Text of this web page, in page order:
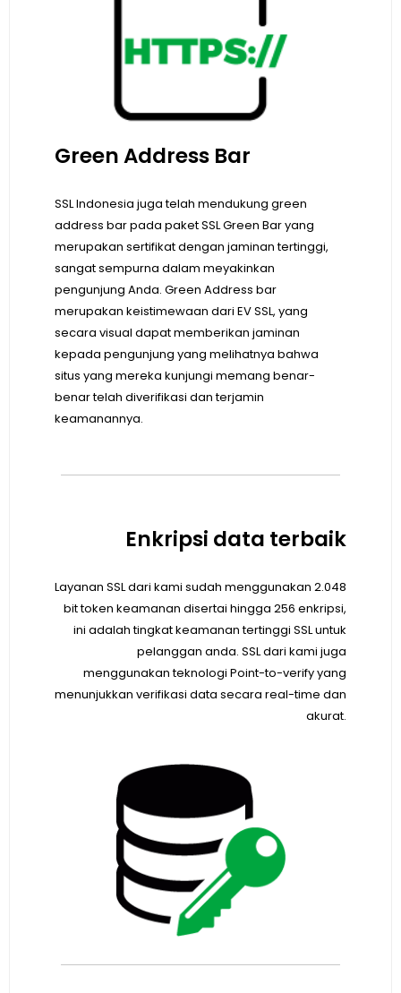
Green Address Bar
SSL Indonesia juga telah mendukung green
address bar pada paket SSL Green Bar yang
merupakan sertifikat dengan jaminan tertinggi,
sangat sempurna dalam meyakinkan
pengunjung Anda. Green Address bar
merupakan keistimewaan dari EV SSL, yang
secara visual dapat memberikan jaminan
kepada pengunjung yang melihatnya bahwa
situs yang mereka kunjungi memang benar-
benar telah diverifikasi dan terjamin
keamanannya.
Enkripsi data terbaik
Layanan SSL dari kami sudah menggunakan 2.048
bit token keamanan disertai hingga 256 enkripsi,
ini adalah tingkat keamanan tertinggi SSL untuk
pelanggan anda. SSL dari kami juga
menggunakan teknologi Point-to-verify yang
menunjukkan verifikasi data secara real-time dan
akurat.